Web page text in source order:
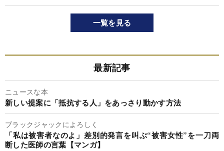
一覧を見る
最新記事
ニュースな本
新しい提案に「抵抗する人」をあっさり動かす方法
ブラックジャックによろしく
「私は被害者なのよ」差別的発言を叫ぶ“被害女性”を一刀両
断した医師の言葉【マンガ】